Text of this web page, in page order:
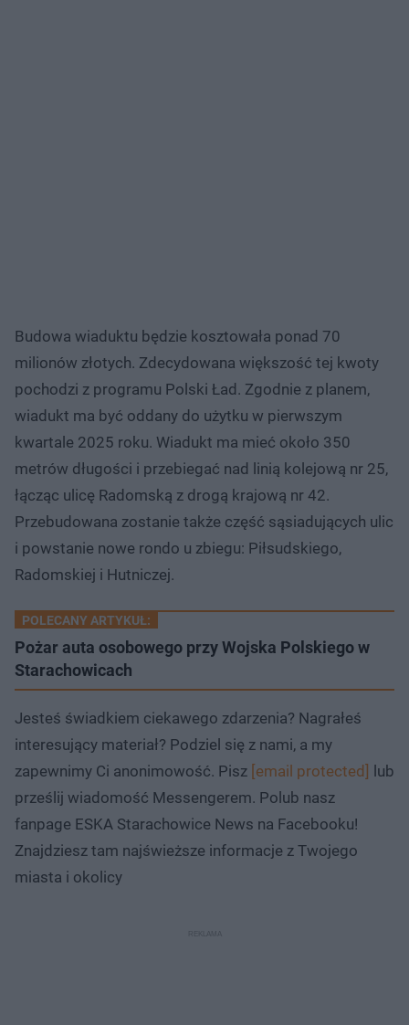
Budowa wiaduktu będzie kosztowała ponad 70
milionów złotych. Zdecydowana większość tej kwoty
pochodzi z programu Polski Ład. Zgodnie z planem,
wiadukt ma być oddany do użytku w pierwszym
kwartale 2025 roku. Wiadukt ma mieć około 350
metrów długości i przebiegać nad linią kolejową nr 25,
łącząc ulicę Radomską z drogą krajową nr 42.
Przebudowana zostanie także część sąsiadujących ulic
i powstanie nowe rondo u zbiegu: Piłsudskiego,
Radomskiej i Hutniczej.
POLECANY ARTYKUŁ:
Pożar auta osobowego przy Wojska Polskiego w
Starachowicach
Jesteś świadkiem ciekawego zdarzenia? Nagrałeś
interesujący materiał? Podziel się z nami, a my
zapewnimy Ci anonimowość. Pisz [email protected] lub
prześlij wiadomość Messengerem. Polub nasz
fanpage ESKA Starachowice News na Facebooku!
Znajdziesz tam najświeższe informacje z Twojego
miasta i okolicy